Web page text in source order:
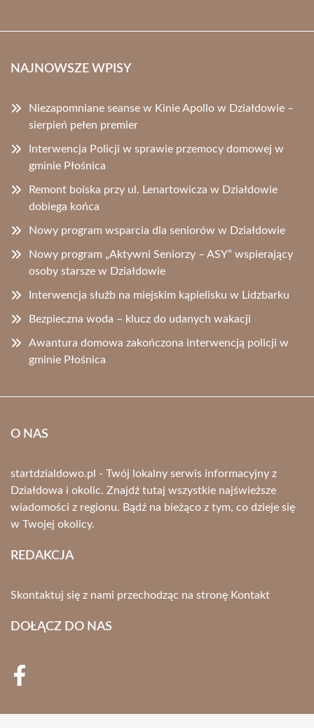
NAJNOWSZE WPISY
Niezapomniane seanse w Kinie Apollo w Działdowie –
sierpień pełen premier
Interwencja Policji w sprawie przemocy domowej w
gminie Płośnica
Remont boiska przy ul. Lenartowicza w Działdowie
dobiega końca
Nowy program wsparcia dla seniorów w Działdowie
Nowy program „Aktywni Seniorzy – ASY” wspierający
osoby starsze w Działdowie
Interwencja służb na miejskim kąpielisku w Lidzbarku
Bezpieczna woda – klucz do udanych wakacji
Awantura domowa zakończona interwencją policji w
gminie Płośnica
O NAS
startdzialdowo.pl - Twój lokalny serwis informacyjny z
Działdowa i okolic. Znajdź tutaj wszystkie najświeższe
wiadomości z regionu. Bądź na bieżąco z tym, co dzieje się
w Twojej okolicy.
REDAKCJA
Skontaktuj się z nami przechodząc na stronę Kontakt
DOŁĄCZ DO NAS